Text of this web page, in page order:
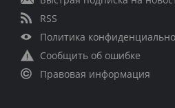
RSS
Политика
Сообщить об ошибке
Правовая информация